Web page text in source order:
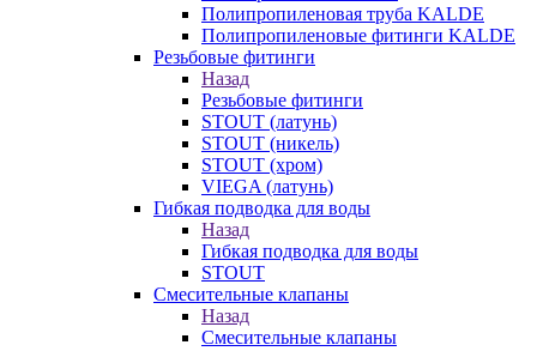
Полипропиленовая труба KALDE
Полипропиленовые фитинги KALDE
Резьбовые фитинги
Назад
Резьбовые фитинги
STOUT (латунь)
STOUT (никель)
STOUT (хром)
VIEGA (латунь)
Гибкая подводка для воды
Назад
Гибкая подводка для воды
STOUT
Смесительные клапаны
Назад
Смесительные клапаны